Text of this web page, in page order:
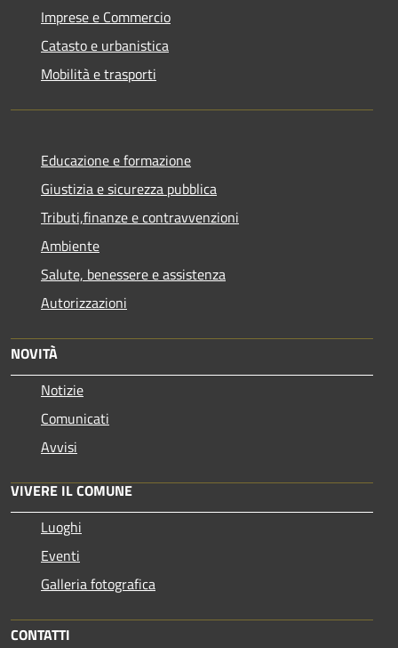
Imprese e Commercio
Catasto e urbanistica
Mobilità e trasporti
Educazione e formazione
Giustizia e sicurezza pubblica
Tributi,finanze e contravvenzioni
Ambiente
Salute, benessere e assistenza
Autorizzazioni
NOVITÀ
Notizie
Comunicati
Avvisi
VIVERE IL COMUNE
Luoghi
Eventi
Galleria fotografica
CONTATTI